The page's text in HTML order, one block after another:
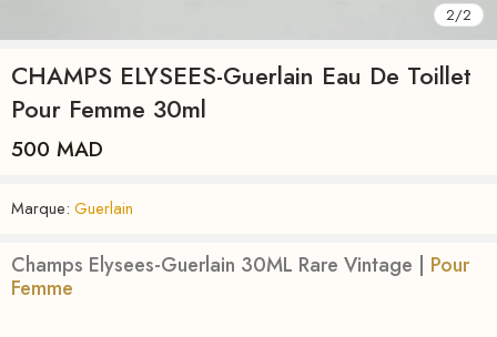
2/2
CHAMPS ELYSEES-Guerlain Eau De Toillet
Pour Femme 30ml
500 MAD
Marque: Guerlain
Champs Elysees-Guerlain 30ML Rare Vintage | Pour
Femme